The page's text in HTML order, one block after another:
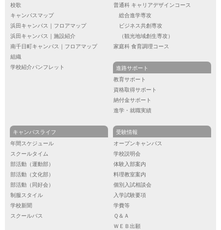
校歌
キャンパスマップ
浜田キャンパス｜フロアマップ
浜田キャンパス｜施設紹介
南千日町キャンパス｜フロアマップ
組織
学校紹介パンフレット
普通科 キャリアデザインコース
総合進学専攻
ビジネス共創専攻
（観光地域創生専攻）
家庭科 食育調理コース
進路サポート
教育サポート
資格取得サポート
納付金サポート
進学・就職実績
キャンパスライフ
年間スケジュール
スクールタイム
部活動（運動部）
部活動（文化部）
部活動（同好会）
制服スタイル
学校新聞
スクールバス
受験情報
オープンキャンパス
学校説明会
体験入部案内
料理教室案内
個別入試相談会
入学試験要項
学費等
Ｑ＆Ａ
ＷＥＢ出願